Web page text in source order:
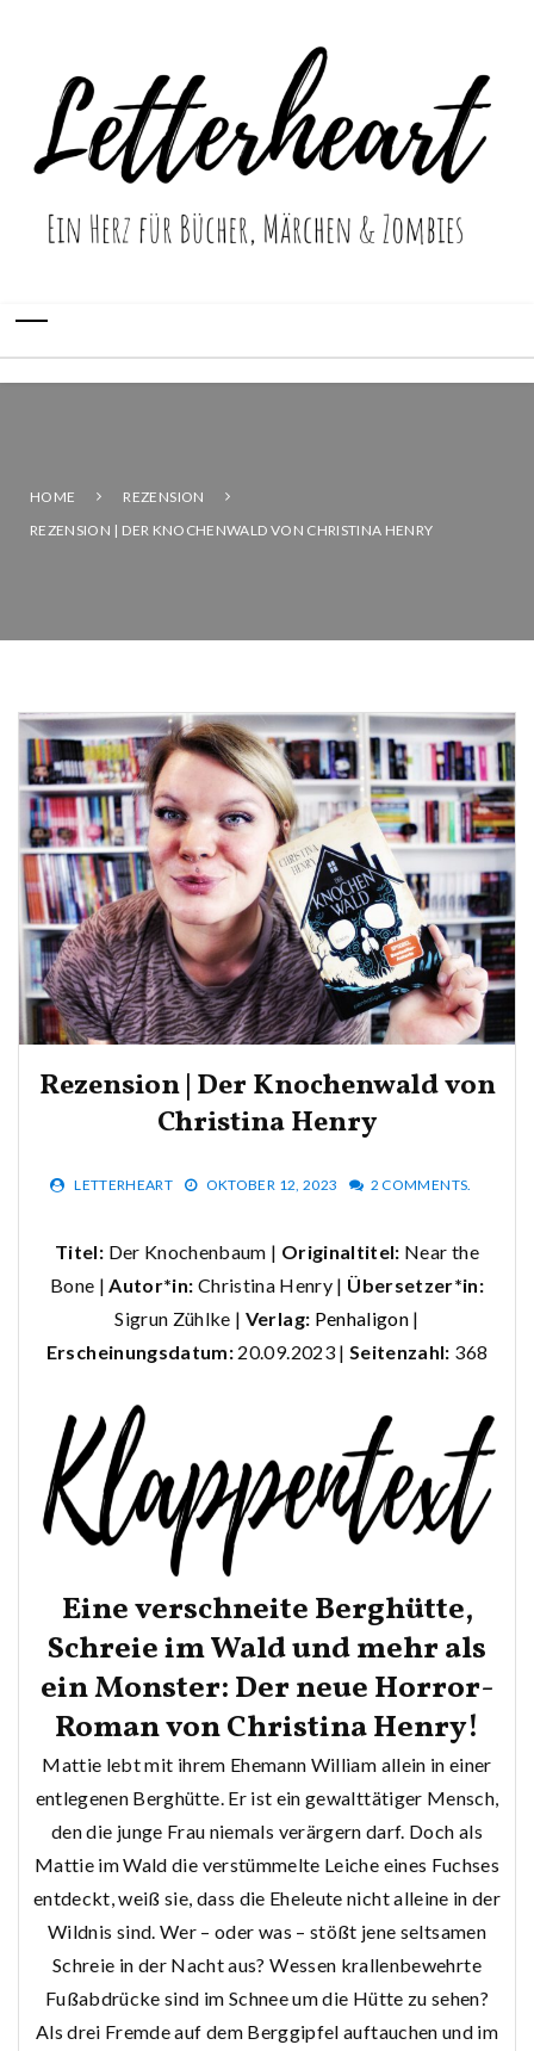
HOME
REZENSION
REZENSION | DER KNOCHENWALD VON CHRISTINA HENRY
Rezension | Der Knochenwald von
Christina Henry
LETTERHEART OKTOBER 12, 2023 2 COMMENTS.
Titel: Der Knochenbaum | Originaltitel: Near the
Bone | Autor*in: Christina Henry | Übersetzer*in:
Sigrun Zühlke | Verlag: Penhaligon |
Erscheinungsdatum: 20.09.2023 | Seitenzahl: 368
Eine verschneite Berghütte,
Schreie im Wald und mehr als
ein Monster: Der neue Horror-
Roman von Christina Henry!
Mattie lebt mit ihrem Ehemann William allein in einer
entlegenen Berghütte. Er ist ein gewalttätiger Mensch,
den die junge Frau niemals verärgern darf. Doch als
Mattie im Wald die verstümmelte Leiche eines Fuchses
entdeckt, weiß sie, dass die Eheleute nicht alleine in der
Wildnis sind. Wer – oder was – stößt jene seltsamen
Schreie in der Nacht aus? Wessen krallenbewehrte
Fußabdrücke sind im Schnee um die Hütte zu sehen?
Als drei Fremde auf dem Berggipfel auftauchen und im